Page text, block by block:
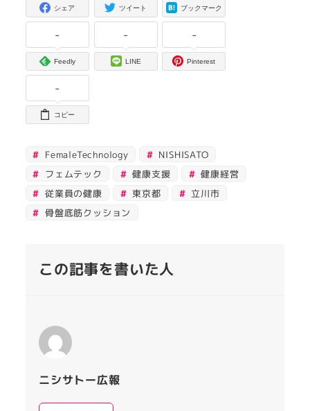
シェア ツイート ブックマーク
-
Feedly
-
LINE
-
Pinterest
-
コピー
FemaleTechnology
NISHISATO
フェムテック
健康支援
健康経営
従業員の健康
東京都
立川市
骨盤底筋クッション
この記事を書いた人
ニシサトー広報